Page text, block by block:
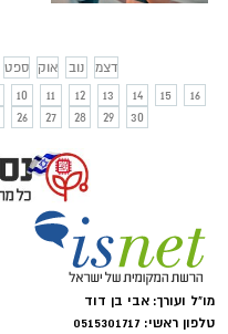
ספט אוק נוב
דצמ
10 11 12 13 14 15
16
26 27 28 29 30
מו"ל ועורך: אבי בן דוד
טלפון ראשי: 0515301717